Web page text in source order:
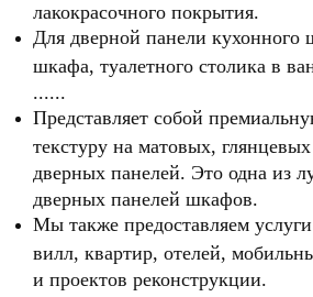
лакокрасочного покрытия.
Для дверной панели кухонного
шкафа, туалетного столика в
Представляет собой
текстуру на матовых,
дверных панелей. Это одна из
дверных панелей шкафов.
Мы также предоставляем
вилл, квартир, отелей,
и проектов реконструкции.